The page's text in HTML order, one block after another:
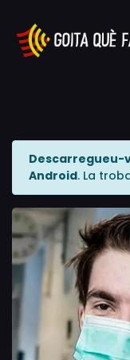
Descarregueu-
Android. La